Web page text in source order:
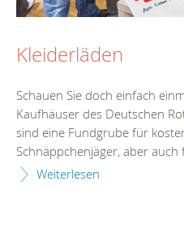
Kleiderläden
Schauen Sie doch einfach
Kaufhäuser des Deutschen
sind eine Fundgrube für
Schnäppchenjäger, aber auch
Weiterlesen